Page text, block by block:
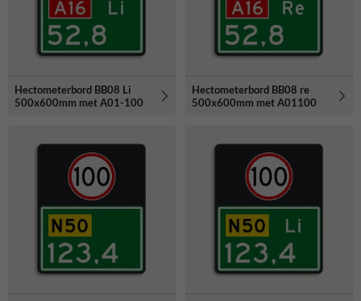
Hectometerbord BB08 Li
500x600mm met A01-100
Hectometerbord BB08 re
500x600mm met A01100